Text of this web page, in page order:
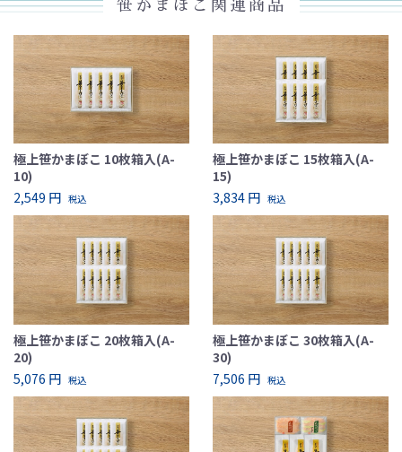
笹かまぼこ関連商品
極上笹かまぼこ 10枚箱入(A-
10)
2,549 円 税込
極上笹かまぼこ 15枚箱入(A-
15)
3,834 円 税込
極上笹かまぼこ 20枚箱入(A-
20)
5,076 円 税込
極上笹かまぼこ 30枚箱入(A-
30)
7,506 円 税込